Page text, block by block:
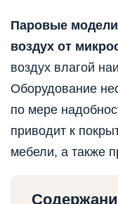
Паровые
воздух от
воздух влагой
Оборудование
по мере
приводит к
мебели, а также